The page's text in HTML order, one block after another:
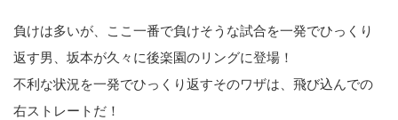
負けは多いが、ここ一番で負けそうな試合を一発でひっくり
返す男、坂本が久々に後楽園のリングに登場！
不利な状況を一発でひっくり返すそのワザは、飛び込んでの
右ストレートだ！